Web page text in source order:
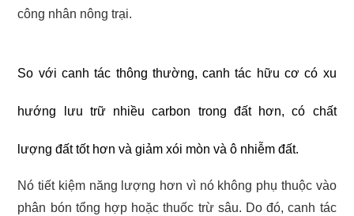
công nhân nông trại.
So với canh tác thông thường, canh tác hữu cơ có xu
hướng lưu trữ nhiều carbon trong đất hơn, có chất
lượng đất tốt hơn và giảm xói mòn và ô nhiễm đất.
Nó tiết kiệm năng lượng hơn vì nó không phụ thuộc vào
phân bón tổng hợp hoặc thuốc trừ sâu. Do đó, canh tác